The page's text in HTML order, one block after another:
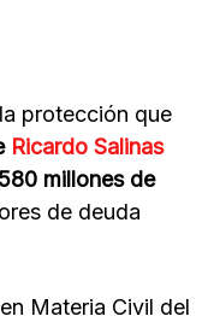
protección que
Ricardo Salinas
millones de
de deuda
Materia Civil del